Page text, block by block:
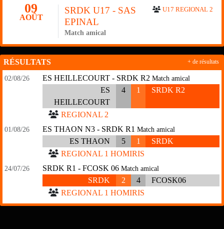
09
AOÛT
U17 REGIONAL 2
SRDK U17 - SAS
EPINAL
Match amical
RÉSULTATS
02/08/26 ES HEILLECOURT - SRDK R2 Match amical
ES
HEILLECOURT
4 1 SRDK R2
REGIONAL 2
01/08/26 ES THAON N3 - SRDK R1 Match amical
ES THAON 5 1
SRDK
REGIONAL 1 HOMIRIS
24/07/26 SRDK R1 - FCOSK 06 Match amical
SRDK 2 4
FCOSK06
REGIONAL 1 HOMIRIS
+ de résultats